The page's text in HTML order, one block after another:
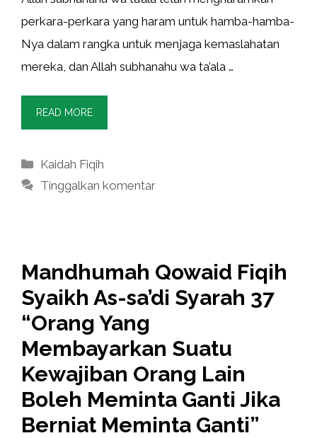
perkara-perkara yang haram untuk hamba-hamba-
Nya dalam rangka untuk menjaga kemaslahatan
mereka, dan Allah subhanahu wa ta’ala …
READ MORE
Kategori
Kaidah Fiqih
Tinggalkan komentar
Mandhumah Qowaid Fiqih
Syaikh As-sa’di Syarah 37
“Orang Yang
Membayarkan Suatu
Kewajiban Orang Lain
Boleh Meminta Ganti Jika
Berniat Meminta Ganti”